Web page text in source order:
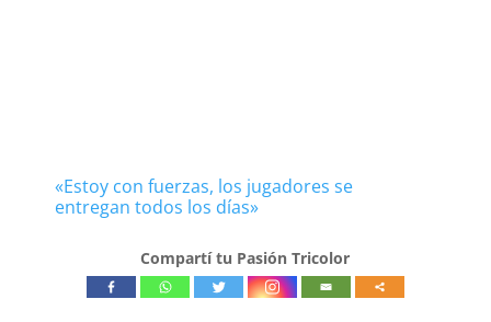
«Estoy con fuerzas, los jugadores se
entregan todos los días»
Compartí tu Pasión Tricolor